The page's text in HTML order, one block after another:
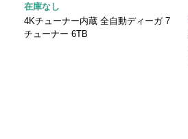
在庫なし
4Kチューナー内蔵 全自動ディーガ 7
チューナー 6TB